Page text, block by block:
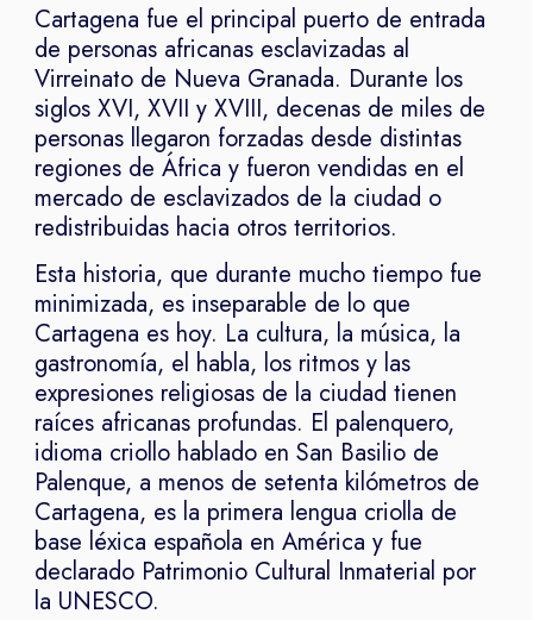
Cartagena fue el principal puerto de entrada
de personas africanas esclavizadas al
Virreinato de Nueva Granada. Durante los
siglos XVI, XVII y XVIII, decenas de miles de
personas llegaron forzadas desde distintas
regiones de África y fueron vendidas en el
mercado de esclavizados de la ciudad o
redistribuidas hacia otros territorios.
Esta historia, que durante mucho tiempo fue
minimizada, es inseparable de lo que
Cartagena es hoy. La cultura, la música, la
gastronomía, el habla, los ritmos y las
expresiones religiosas de la ciudad tienen
raíces africanas profundas. El palenquero,
idioma criollo hablado en San Basilio de
Palenque, a menos de setenta kilómetros de
Cartagena, es la primera lengua criolla de
base léxica española en América y fue
declarado Patrimonio Cultural Inmaterial por
la UNESCO.